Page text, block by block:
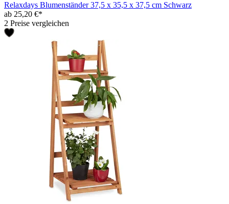
Relaxdays Blumenständer 37,5 x 35,5 x 37,5 cm Schwarz
ab 25,20 €*
2 Preise vergleichen